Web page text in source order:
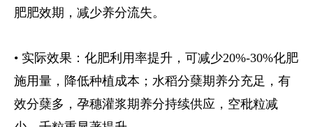
肥肥效期，减少养分流失。
• 实际效果：化肥利用率提升，可减少20%-30%化肥
施用量，降低种植成本；水稻分蘖期养分充足，有
效分蘖多，孕穗灌浆期养分持续供应，空秕粒减